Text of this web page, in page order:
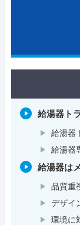
給湯器ト
給湯器
給湯器
給湯器は
品質重
デザイ
環境に